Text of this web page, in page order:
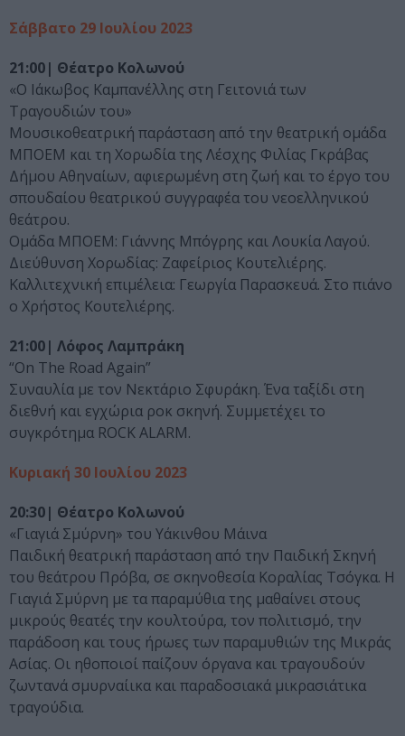
Σάββατο 29 Ιουλίου 2023
21:00| Θέατρο Κολωνού
«Ο Ιάκωβος Καμπανέλλης στη Γειτονιά των
Τραγουδιών του»
Μουσικοθεατρική παράσταση από την θεατρική ομάδα
ΜΠΟΕΜ και τη Χορωδία της Λέσχης Φιλίας Γκράβας
Δήμου Αθηναίων, αφιερωμένη στη ζωή και το έργο του
σπουδαίου θεατρικού συγγραφέα του νεοελληνικού
θεάτρου.
Ομάδα ΜΠΟΕΜ: Γιάννης Μπόγρης και Λουκία Λαγού.
Διεύθυνση Χορωδίας: Ζαφείριος Κουτελιέρης.
Καλλιτεχνική επιμέλεια: Γεωργία Παρασκευά. Στο πιάνο
ο Χρήστος Κουτελιέρης.
21:00| Λόφος Λαμπράκη
“On The Road Again”
Συναυλία με τον Νεκτάριο Σφυράκη. Ένα ταξίδι στη
διεθνή και εγχώρια ροκ σκηνή. Συμμετέχει το
συγκρότημα ROCK ALARM.
Κυριακή 30 Ιουλίου 2023
20:30| Θέατρο Κολωνού
«Γιαγιά Σμύρνη» του Υάκινθου Μάινα
Παιδική θεατρική παράσταση από την Παιδική Σκηνή
του θεάτρου Πρόβα, σε σκηνοθεσία Κοραλίας Τσόγκα. Η
Γιαγιά Σμύρνη με τα παραμύθια της μαθαίνει στους
μικρούς θεατές την κουλτούρα, τον πολιτισμό, την
παράδοση και τους ήρωες των παραμυθιών της Μικράς
Ασίας. Οι ηθοποιοί παίζουν όργανα και τραγουδούν
ζωντανά σμυρναίικα και παραδοσιακά μικρασιάτικα
τραγούδια.